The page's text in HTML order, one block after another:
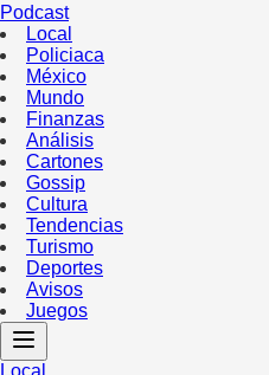
Podcast
Local
Policiaca
México
Mundo
Finanzas
Análisis
Cartones
Gossip
Cultura
Tendencias
Turismo
Deportes
Avisos
Juegos
Local